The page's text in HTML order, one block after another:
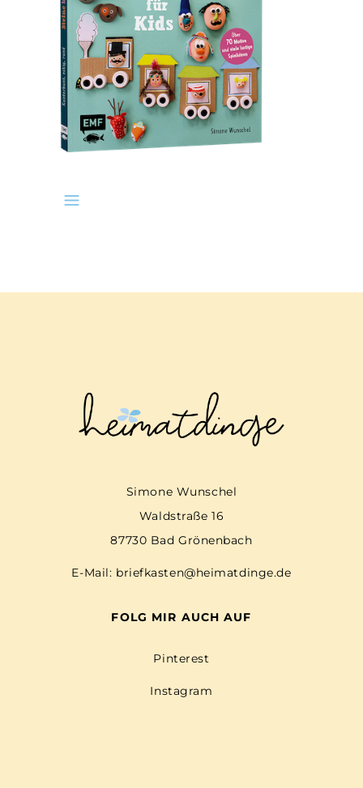
Simone Wunschel
Waldstraße 16
87730 Bad Grönenbach
E-Mail: briefkasten@heimatdinge.de
FOLG MIR AUCH AUF
Pinterest
Instagram